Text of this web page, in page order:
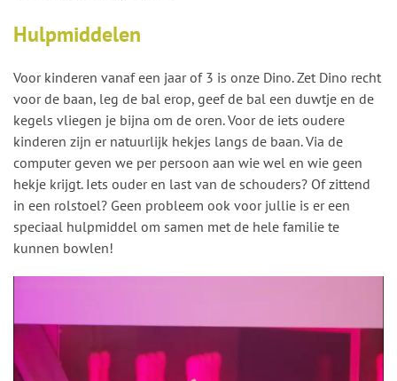
Hulpmiddelen
Voor kinderen vanaf een jaar of 3 is onze Dino. Zet Dino recht
voor de baan, leg de bal erop, geef de bal een duwtje en de
kegels vliegen je bijna om de oren. Voor de iets oudere
kinderen zijn er natuurlijk hekjes langs de baan. Via de
computer geven we per persoon aan wie wel en wie geen
hekje krijgt. Iets ouder en last van de schouders? Of zittend
in een rolstoel? Geen probleem ook voor jullie is er een
speciaal hulpmiddel om samen met de hele familie te
kunnen bowlen!